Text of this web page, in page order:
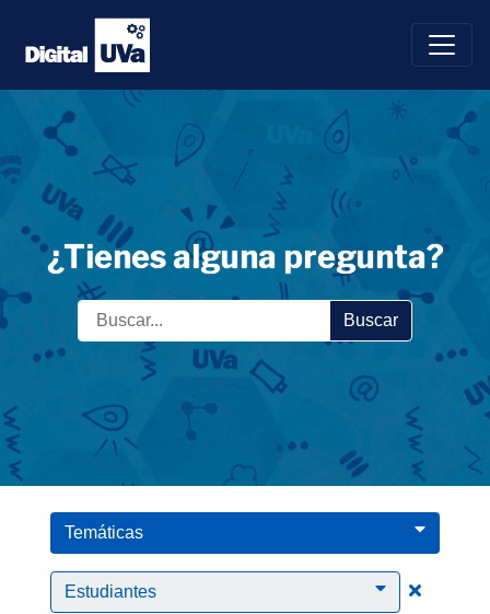
Saltar
contenido
¿Tienes alguna pregunta?
Buscar
Temáticas
Estudiantes Clic